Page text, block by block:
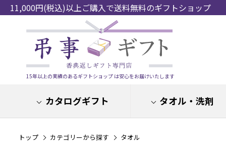
11,000円(税込)以上ご購入で送料無料のギフトショップ
15年以上の実績のあるギフトショップ は安心をお届けいたします
カタログギフト タオル・洗剤
トップ カテゴリーから探す タオル